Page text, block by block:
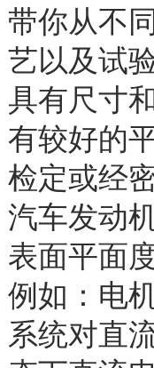
带你从不
艺以及试
具有尺寸
有较好的
检定或经
汽车发动
表面平面
例如：电
系统对直